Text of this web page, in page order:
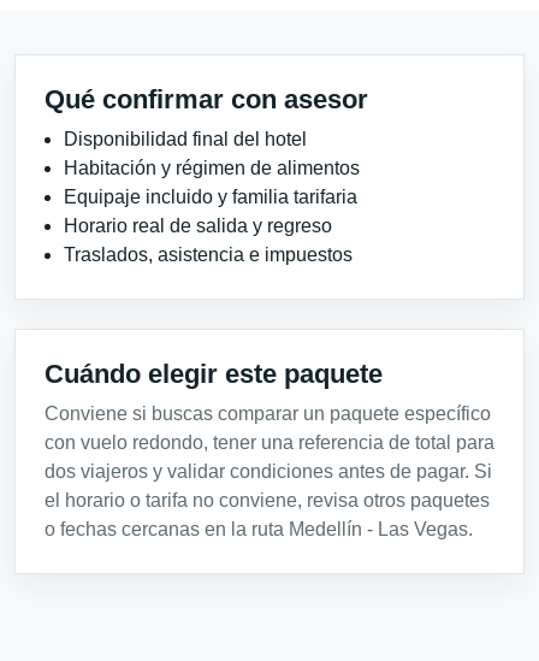
Qué confirmar con asesor
Disponibilidad final del hotel
Habitación y régimen de alimentos
Equipaje incluido y familia tarifaria
Horario real de salida y regreso
Traslados, asistencia e impuestos
Cuándo elegir este paquete
Conviene si buscas comparar un paquete específico
con vuelo redondo, tener una referencia de total para
dos viajeros y validar condiciones antes de pagar. Si
el horario o tarifa no conviene, revisa otros paquetes
o fechas cercanas en la ruta Medellín - Las Vegas.